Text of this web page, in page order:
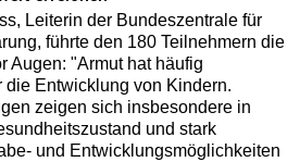
Leiterin der Bundeszentrale für
führte den 180 Teilnehmern die
Augen: "Armut hat häufig
die Entwicklung von Kindern.
zeigen sich insbesondere in
und stark
und Entwicklungsmöglichkeiten